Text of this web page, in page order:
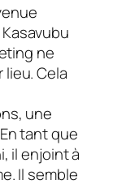
ne
Cela
une
tant que
il enjoint à
Il semble